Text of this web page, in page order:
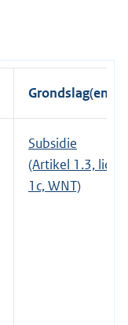
Grondslag(en)
Subsidie
(Artikel 1.3, lid
1c, WNT)